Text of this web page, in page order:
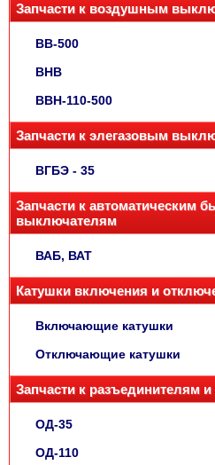
Запчасти к воздушным
ВВ-500
ВНВ
ВВН-110-500
Запчасти к элегазовым
ВГБЭ - 35
Запчасти к автоматическим
выключателям
ВАБ, ВАТ
Катушки включения и
Включающие катушки
Отключающие катушки
Запчасти к разъединителям
ОД-35
ОД-110